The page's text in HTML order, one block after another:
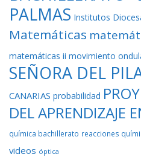
PALMAS Institutos
Matemáticas
matemáticas ii movimiento
SEÑORA DEL
CANARIAS probabilidad
DEL APRENDIZAJE
química bachillerato reacciones
videos óptica